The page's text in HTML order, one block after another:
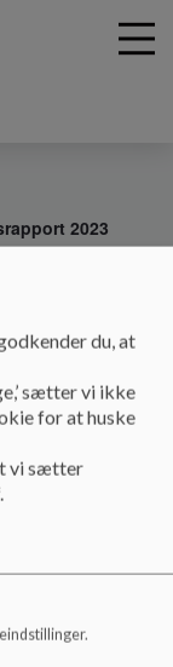
2023
tilsyn med det
og unge har
sig og
tilsyn til, at vi
Tilsynet
observationer
som
det årlige
du, at
sætter vi ikke
for at huske
vi sætter